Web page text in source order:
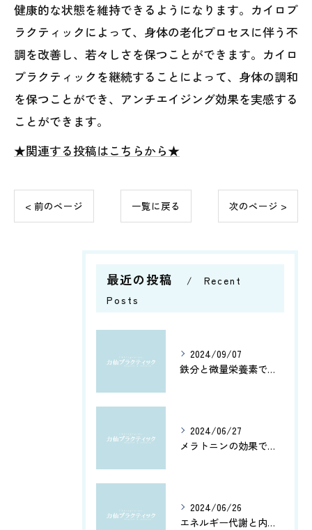
健康的な状態を維持できるようになります。カイロプ
ラクティックによって、身体の老化プロセスに伴う不
調を改善し、若々しさを保つことができます。カイロ
プラクティックを継続することによって、身体の調和
を保つことができ、アンチエイジング効果を実感する
ことができます。
★関連する投稿はこちらから★
< 前のページ 一覧に戻る 次のページ >
最近の投稿
Recent
Posts
2024/09/07
鉄分と微量栄養素で健康管理
2024/06/27
メラトニンの効果で、よく眠れてホルモン分泌もアップ！カルシウムとアミノ酸で健康脳を維持しよう
2024/06/26
エネルギー代謝と内臓機能を改善！筋肉の活性化と骨盤調整がもたらす健康への効果とは？